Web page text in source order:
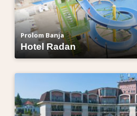
Prolom Banja
Hotel Radan